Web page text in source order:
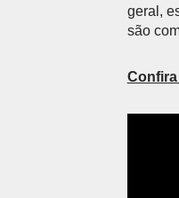
geral,
são